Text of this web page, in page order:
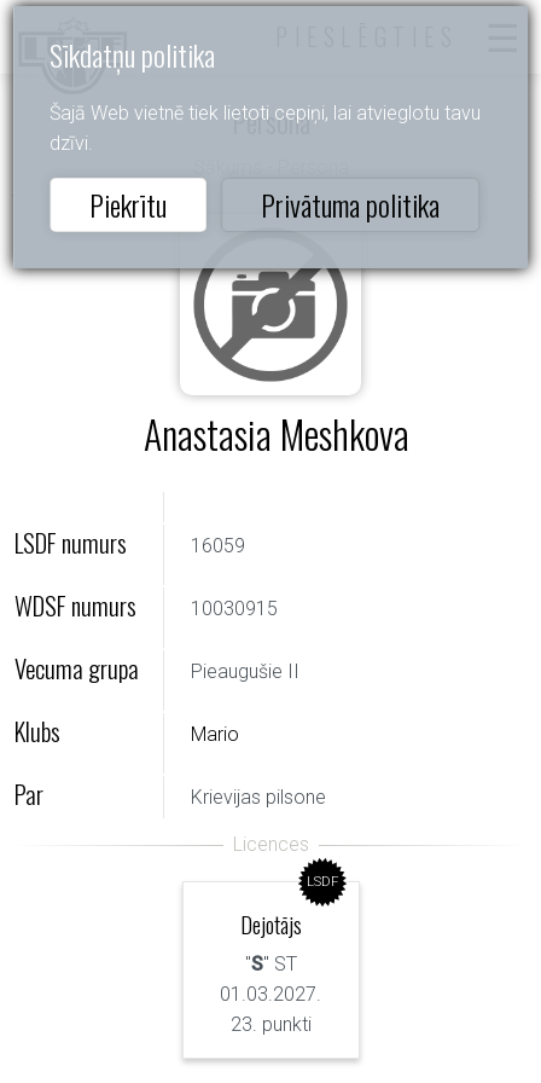
Sīkdatņu politika
Šajā Web vietnē tiek lietoti cepiņi, lai atvieglotu tavu
dzīvi.
Piekrītu Privātuma politika
Persona
Anastasia Meshkova
LSDF numurs 16059
WDSF numurs 10030915
Vecuma grupa Pieaugušie II
Klubs Mario
Par Krievijas pilsone
LSDF
Dejotājs
"S" ST
01.03.2027.
23. punkti